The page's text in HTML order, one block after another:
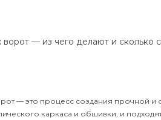
— из чего делают и сколько
— это процесс создания прочной
каркаса и обшивки, и